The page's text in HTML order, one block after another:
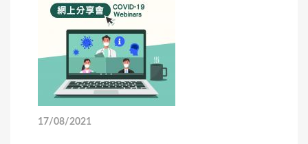
17/08/2021